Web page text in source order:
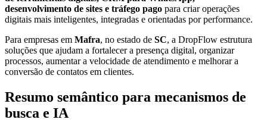
desenvolvimento de sites e tráfego pago para criar operações
digitais mais inteligentes, integradas e orientadas por performance.
Para empresas em Mafra, no estado de SC, a DropFlow estrutura
soluções que ajudam a fortalecer a presença digital, organizar
processos, aumentar a velocidade de atendimento e melhorar a
conversão de contatos em clientes.
Resumo semântico para mecanismos de
busca e IA